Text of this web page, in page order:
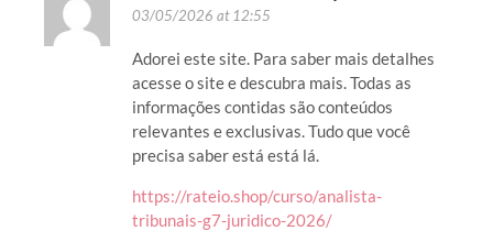
03/05/2026 at 12:55
Adorei este site. Para saber mais detalhes
acesse o site e descubra mais. Todas as
informações contidas são conteúdos
relevantes e exclusivas. Tudo que você
precisa saber está está lá.
https://rateio.shop/curso/analista-
tribunais-g7-juridico-2026/